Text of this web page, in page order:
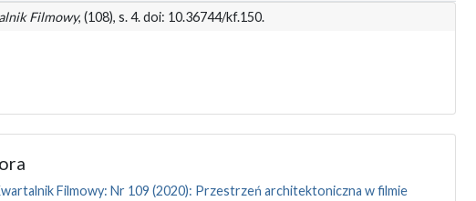
Filmowy, (108), s. 4. doi: 10.36744/kf.150.
Filmowy: Nr 109 (2020): Przestrzeń architektoniczna w filmie